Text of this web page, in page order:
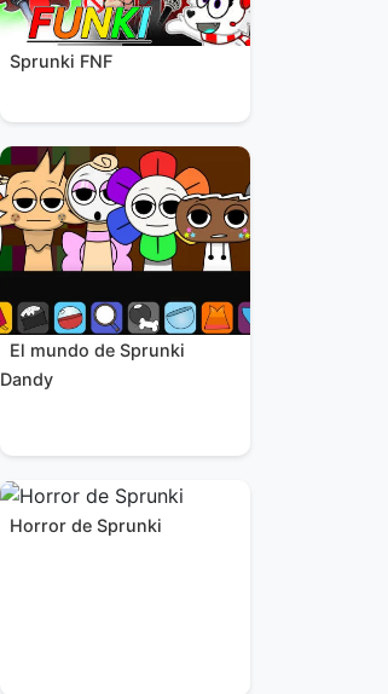
Sprunki FNF
El mundo de Sprunki
Dandy
Horror de Sprunki